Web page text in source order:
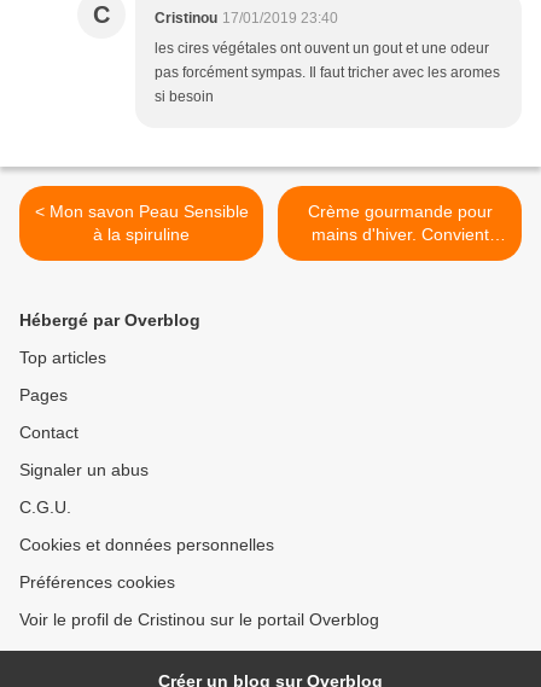
C Cristinou 17/01/2019 23:40
les cires végétales ont ouvent un gout et une odeur
pas forcément sympas. Il faut tricher avec les aromes
si besoin
< Mon savon Peau Sensible
à la spiruline
Crème gourmande pour
mains d'hiver. Convient
Vegan >
Hébergé par Overblog
Top articles
Pages
Contact
Signaler un abus
C.G.U.
Cookies et données personnelles
Préférences cookies
Voir le profil de Cristinou sur le portail Overblog
Créer un blog sur Overblog